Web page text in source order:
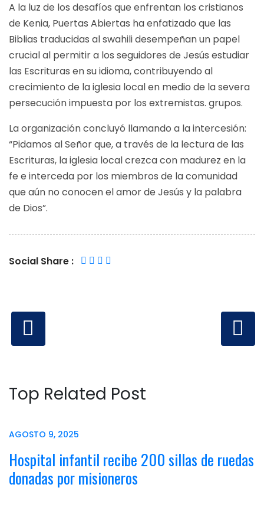
A la luz de los desafíos que enfrentan los cristianos
de Kenia, Puertas Abiertas ha enfatizado que las
Biblias traducidas al swahili desempeñan un papel
crucial al permitir a los seguidores de Jesús estudiar
las Escrituras en su idioma, contribuyendo al
crecimiento de la iglesia local en medio de la severa
persecución impuesta por los extremistas. grupos.
La organización concluyó llamando a la intercesión:
“Pidamos al Señor que, a través de la lectura de las
Escrituras, la iglesia local crezca con madurez en la
fe e interceda por los miembros de la comunidad
que aún no conocen el amor de Jesús y la palabra
de Dios”.
Social Share :
Top Related Post
AGOSTO 9, 2025
Hospital infantil recibe 200 sillas de ruedas
donadas por misioneros